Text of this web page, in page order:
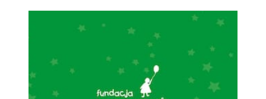
związać z nią swoją przyszłość. Marzył o
pozostawieniu innym[...]